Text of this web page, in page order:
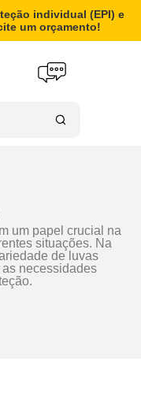
individual (EPI) e
um orçamento!
um papel crucial na
situações. Na
de luvas
necessidades